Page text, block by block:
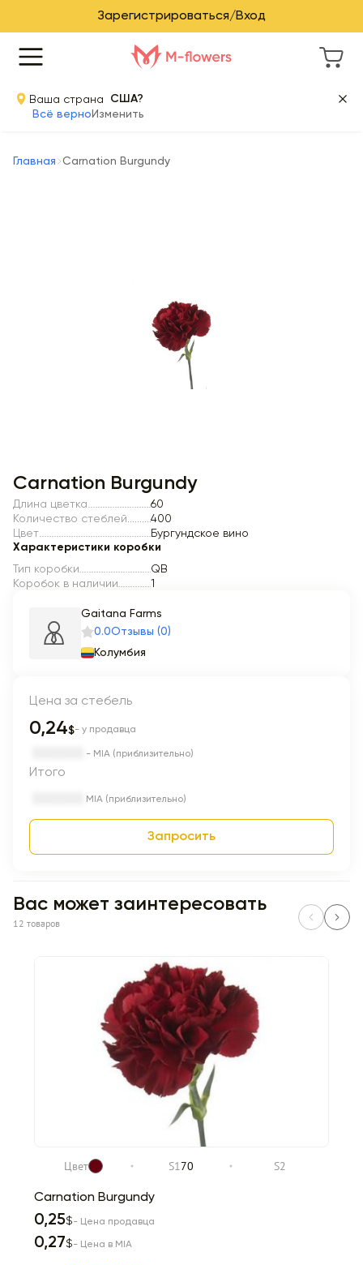
Зарегистрироваться/Вход
Ваша страна
США?
Всё верно Изменить
Главная Carnation Burgundy
Item 1 of 1
Carnation Burgundy
Длина цветка
60
Количество стеблей
400
Цвет
Бургундское вино
Характеристики коробки
Тип коробки
QB
Коробок в наличии
1
Gaitana Farms
0.0Отзывы (0)
Колумбия
Цена за стебель
0,24$- у продавца
- MIA (приблизительно)
Итого
MIA (приблизительно)
Запросить
Вас может заинтересовать
12 товаров
Цвет S170 S2
Carnation Burgundy
0,25$- Цена продавца
0,27$- Цена в MIA